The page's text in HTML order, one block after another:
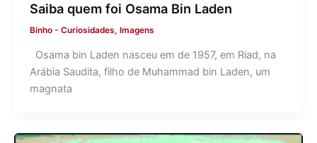
Saiba quem foi Osama Bin Laden
Binho - Curiosidades, Imagens
Osama bin Laden nasceu em de 1957, em Riad, na
Arábia Saudita, filho de Muhammad bin Laden, um
magnata